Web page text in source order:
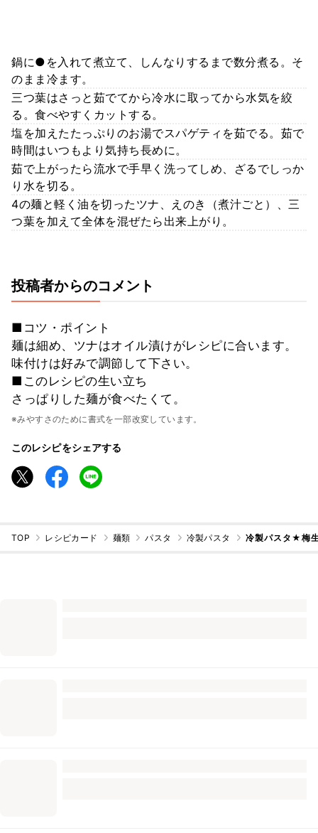
鍋に●を入れて煮立て、しんなりするまで数分煮る。そ
のまま冷ます。
三つ葉はさっと茹でてから冷水に取ってから水気を絞
る。食べやすくカットする。
塩を加えたたっぷりのお湯でスパゲティを茹でる。茹で
時間はいつもより気持ち長めに。
茹で上がったら流水で手早く洗ってしめ、ざるでしっか
り水を切る。
4の麺と軽く油を切ったツナ、えのき（煮汁ごと）、三
つ葉を加えて全体を混ぜたら出来上がり。
投稿者からのコメント
■コツ・ポイント
麺は細め、ツナはオイル漬けがレシピに合います。
味付けは好みで調節して下さい。
■このレシピの生い立ち
さっぱりした麺が食べたくて。
※みやすさのために書式を一部改変しています。
このレシピをシェアする
TOP レシピカード 麺類 パスタ 冷製パスタ 冷製パスタ★梅